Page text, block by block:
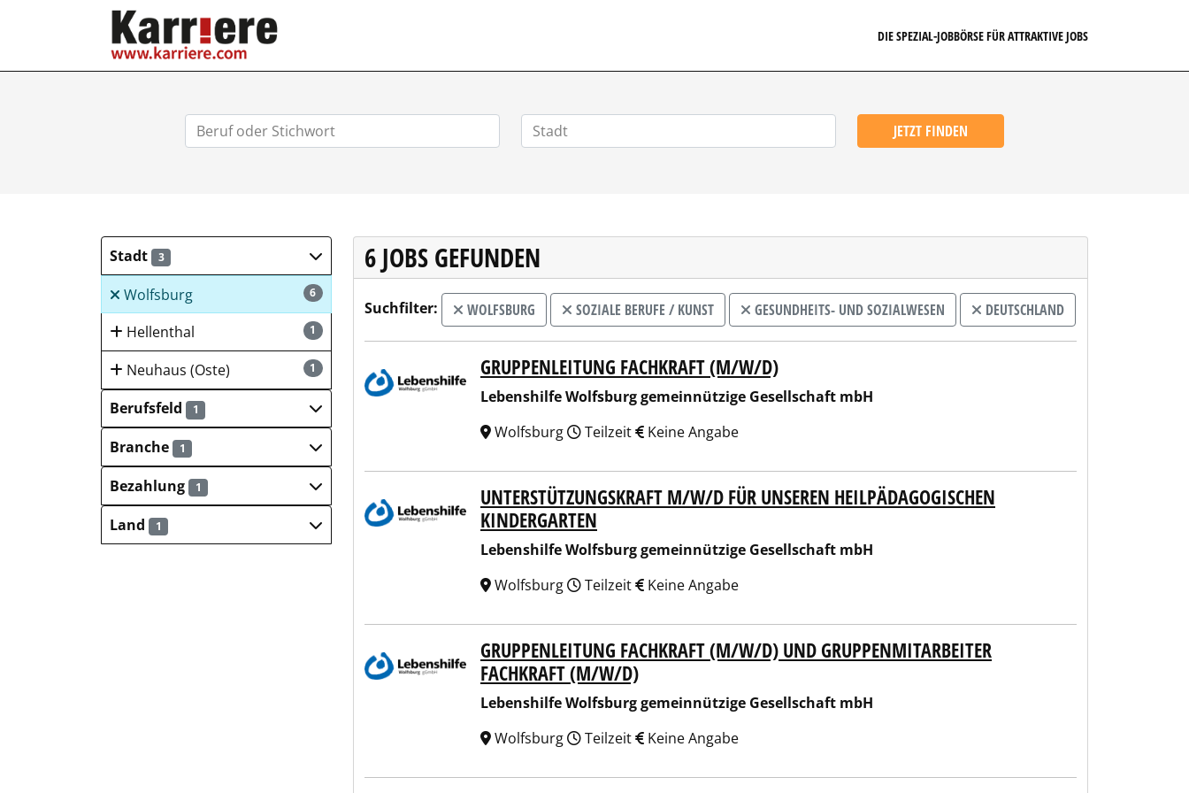
DIE SPEZIAL-JOBBÖRSE FÜR ATTRAKTIVE JOBS
JETZT FINDEN
Stadt 3
6
Wolfsburg
1
Hellenthal
1
Neuhaus (Oste)
Berufsfeld
1
Branche 1
Bezahlung 1
Land 1
6 JOBS GEFUNDEN
Suchfilter: WOLFSBURG SOZIALE BERUFE / KUNST GESUNDHEITS- UND SOZIALWESEN DEUTSCHLAND
Lebenshilfe Wolfsburg gemeinnützige Gesellschaft mbH
GRUPPENLEITUNG FACHKRAFT (M/W/D)
Lebenshilfe Wolfsburg gemeinnützige Gesellschaft mbH
Wolfsburg
Teilzeit Keine Angabe
Lebenshilfe Wolfsburg gemeinnützige Gesellschaft mbH
UNTERSTÜTZUNGSKRAFT M/W/D FÜR UNSEREN HEILPÄDAGOGISCHEN
KINDERGARTEN
Lebenshilfe Wolfsburg gemeinnützige Gesellschaft mbH
Wolfsburg
Teilzeit Keine Angabe
Lebenshilfe Wolfsburg gemeinnützige Gesellschaft mbH
GRUPPENLEITUNG FACHKRAFT (M/W/D) UND GRUPPENMITARBEITER
FACHKRAFT (M/W/D)
Lebenshilfe Wolfsburg gemeinnützige Gesellschaft mbH
Wolfsburg
Teilzeit Keine Angabe